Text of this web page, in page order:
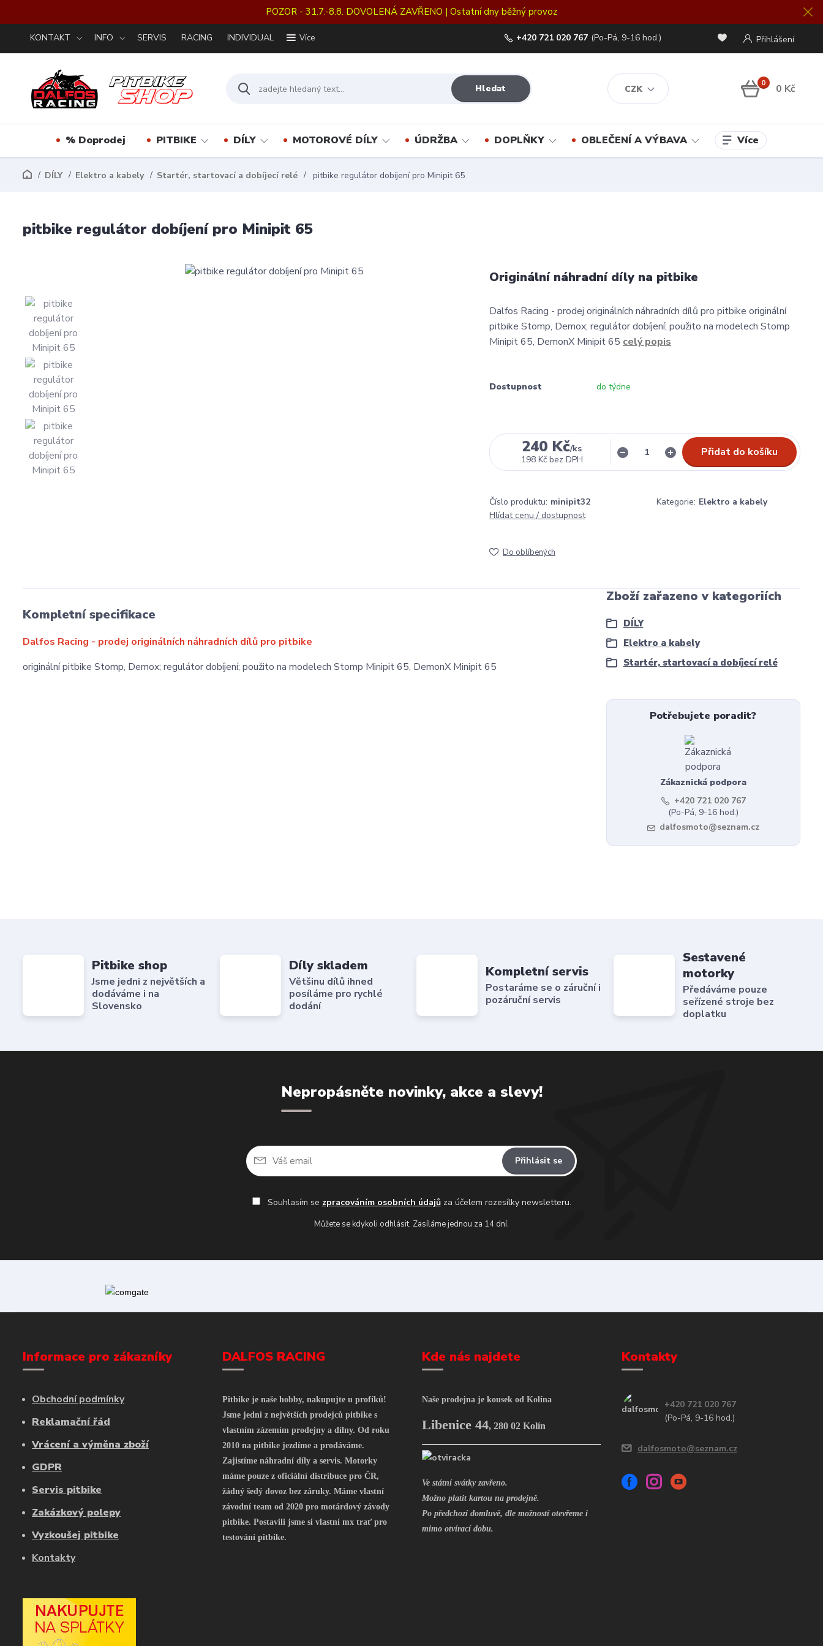
POZOR - 31.7.-8.8. DOVOLENÁ ZAVŘENO | Ostatní dny běžný provoz
KONTAKT INFO SERVIS RACING INDIVIDUAL Více
CZK
Přihlášení
Hledat
+420 721 020 767 (Po-Pá, 9-16 hod.)
0 0 Kč
% Doprodej PITBIKE DÍLY MOTOROVÉ DÍLY ÚDRŽBA DOPLŇKY OBLEČENÍ A VÝBAVA Více
DÍLY Elektro a kabely Startér, startovací a dobíjecí relé pitbike regulátor dobíjení pro Minipit 65
pitbike regulátor dobíjení pro Minipit 65
Originální náhradní díly na pitbike
Dalfos Racing - prodej originálních náhradních dílů pro pitbike originální
pitbike Stomp, Demox; regulátor dobíjení; použito na modelech Stomp
Minipit 65, DemonX Minipit 65 celý popis
Dostupnost do týdne
240 Kč/ks
198 Kč bez DPH
Přidat do košíku
Číslo produktu: minipit32 Kategorie: Elektro a kabely
Hlídat cenu / dostupnost
Do oblíbených
Kompletní specifikace
Dalfos Racing - prodej originálních náhradních dílů pro pitbike
originální pitbike Stomp, Demox; regulátor dobíjení; použito na modelech Stomp Minipit 65, DemonX Minipit 65
Zboží zařazeno v kategoriích
DÍLY
Elektro a kabely
Startér, startovací a dobíjecí relé
Potřebujete poradit?
Zákaznická podpora
+420 721 020 767
(Po-Pá, 9-16 hod.)
dalfosmoto@seznam.cz
Pitbike shop
Jsme jedni z největších a
dodáváme i na
Slovensko
Díly skladem
Většinu dílů ihned
posíláme pro rychlé
dodání
Kompletní servis
Postaráme se o záruční i
pozáruční servis
Sestavené
motorky
Předáváme pouze
seřízené stroje bez
doplatku
Nepropásněte novinky, akce a slevy!
Přihlásit se
Souhlasím se zpracováním osobních údajůza účelem rozesílky newsletteru.
Můžete se kdykoli odhlásit. Zasíláme jednou za 14 dní.
Informace pro zákazníky
Obchodní podmínky
Reklamační řád
Vrácení a výměna zboží
GDPR
Servis pitbike
Zakázkový polepy
Vyzkoušej pitbike
Kontakty
DALFOS RACING
Pitbike je naše hobby, nakupujte u profíků!
Jsme jedni z největších prodejců pitbike s
vlastním zázemím prodejny a dílny. Od roku
2010 na pitbike jezdíme a prodáváme.
Zajistíme náhradní díly a servis. Motorky
máme pouze z oficiální distribuce pro ČR,
žádný šedý dovoz bez záruky. Máme vlastní
závodní team od 2020 pro motárdový závody
pitbike. Postavili jsme si vlastní mx trať pro
testování pitbike.
Kde nás najdete
Naše prodejna je kousek od Kolína
Libenice 44, 280 02 Kolín
Ve státní svátky zavřeno.
Možno platit kartou na prodejně.
Po předchozí domluvě, dle možností otevřeme i
mimo otvírací dobu.
Kontakty
+420 721 020 767
(Po-Pá, 9-16 hod.)
dalfosmoto@seznam.cz